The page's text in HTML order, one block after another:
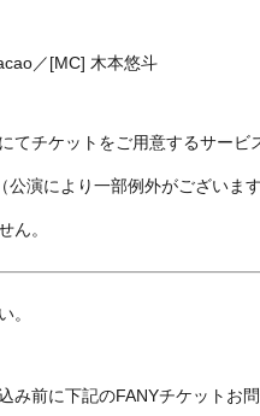
／[MC] 木本悠斗
てチケットをご用意するサービ
公演により一部例外がございます
ん。
。
み前に下記のFANYチケットお